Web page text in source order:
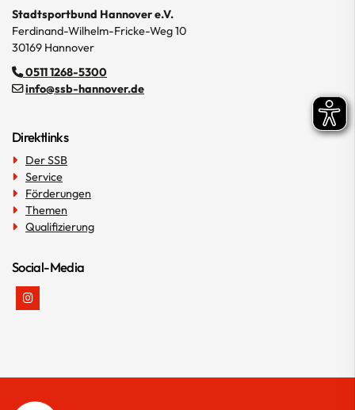
Stadtsportbund Hannover e.V.
Ferdinand-Wilhelm-Fricke-Weg 10
30169 Hannover
0511 1268-5300
info@ssb-hannover.de
Direktlinks
Der SSB
Service
Förderungen
Themen
Qualifizierung
Social-Media